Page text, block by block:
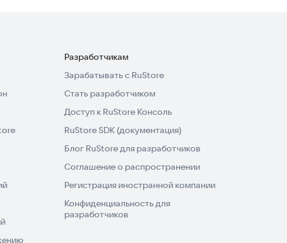
Разработчикам
Зарабатывать с RuStore
Стать разработчиком
Доступ к RuStore Консоль
RuStore SDK (документация)
Блог RuStore для разработчиков
Соглашение о распространении
Регистрация иностранной компании
Конфиденциальность для
разработчиков